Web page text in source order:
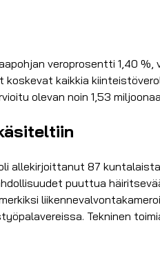
veroprosentti 1,40 %,
kaikkia
olevan noin 1,53
allekirjoittanut 87
puuttua
Tekninen